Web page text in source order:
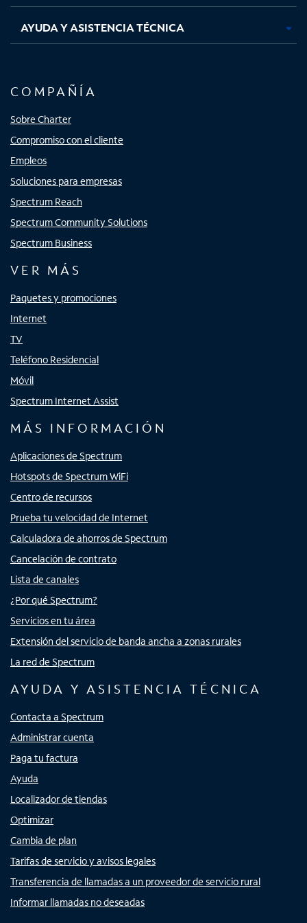
AYUDA Y ASISTENCIA TÉCNICA
COMPAÑÍA
Sobre Charter
Compromiso con el cliente
Empleos
Soluciones para empresas
Spectrum Reach
Spectrum Community Solutions
Spectrum Business
VER MÁS
Paquetes y promociones
Internet
TV
Teléfono Residencial
Móvil
Spectrum Internet Assist
MÁS INFORMACIÓN
Aplicaciones de Spectrum
Hotspots de Spectrum WiFi
Centro de recursos
Prueba tu velocidad de Internet
Calculadora de ahorros de Spectrum
Cancelación de contrato
Lista de canales
¿Por qué Spectrum?
Servicios en tu área
Extensión del servicio de banda ancha a zonas rurales
La red de Spectrum
AYUDA Y ASISTENCIA TÉCNICA
Contacta a Spectrum
Administrar cuenta
Paga tu factura
Ayuda
Localizador de tiendas
Optimizar
Cambia de plan
Tarifas de servicio y avisos legales
Transferencia de llamadas a un proveedor de servicio rural
Informar llamadas no deseadas